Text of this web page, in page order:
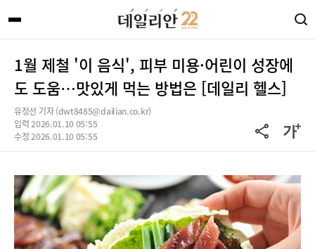
1월 제철 '이 음식', 피부 미용·어린이 성장에
도 도움…맛있게 먹는 방법은 [데일리 헬스]
유정선 기자 (dwt8485@dailian.co.kr)
입력 2026.01.10 05:55
수정 2026.01.10 05:55